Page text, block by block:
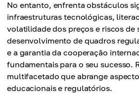
No entanto, enfrenta obstáculos
infraestruturas tecnológicas,
volatilidade dos preços e riscos de
desenvolvimento de quadros
e a garantia da cooperação
fundamentais para o seu sucesso.
multifacetado que abrange
educacionais e regulatórios.